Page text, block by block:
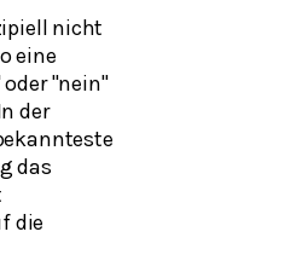
nicht
eine
"nein"
der
das
die